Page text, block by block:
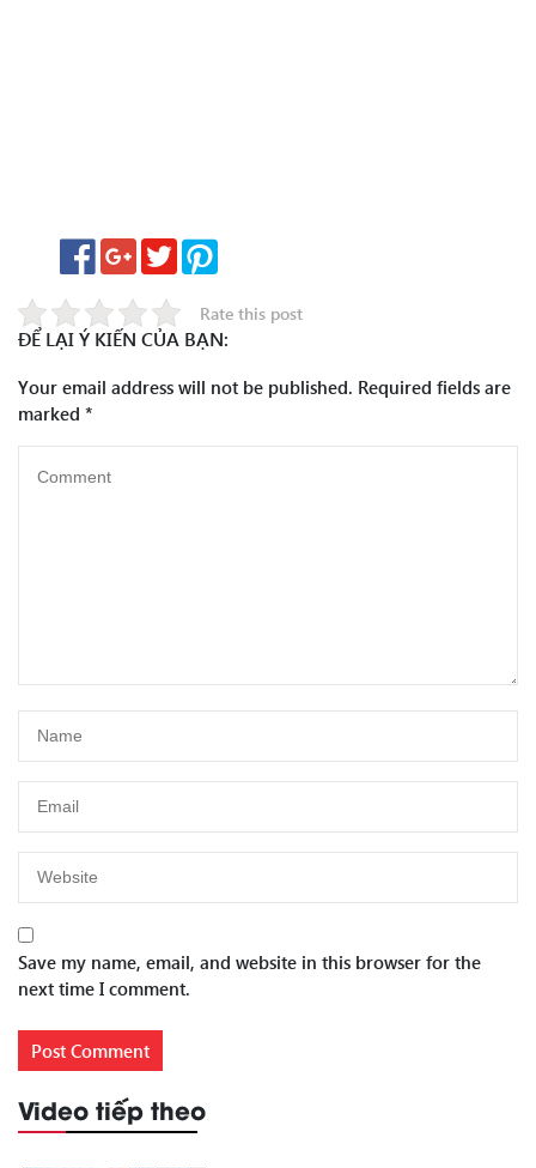
Rate this post
ĐỂ LẠI Ý KIẾN CỦA BẠN:
Your email address will not be published. Required fields are
marked *
Save my name, email, and website in this browser for the
next time I comment.
Video tiếp theo